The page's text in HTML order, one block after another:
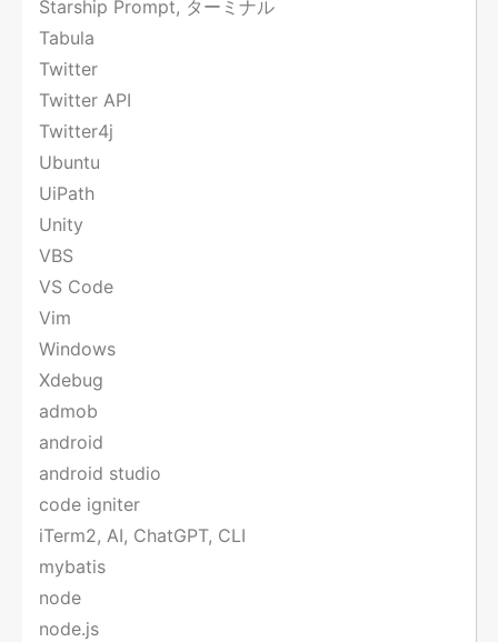
Starship Prompt, ターミナル
Tabula
Twitter
Twitter API
Twitter4j
Ubuntu
UiPath
Unity
VBS
VS Code
Vim
Windows
Xdebug
admob
android
android studio
code igniter
iTerm2, AI, ChatGPT, CLI
mybatis
node
node.js